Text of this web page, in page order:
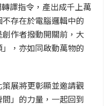
譯指令，產出成千上萬
存在於電腦邏輯中的
作者撥動開關前，大
，亦如同啟動萬物的
展將更彰顯並邀請觀
」的力量，一起回到